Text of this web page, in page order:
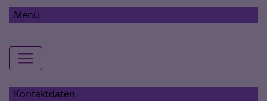
Menü
Hauptnavigation
Kontaktdaten